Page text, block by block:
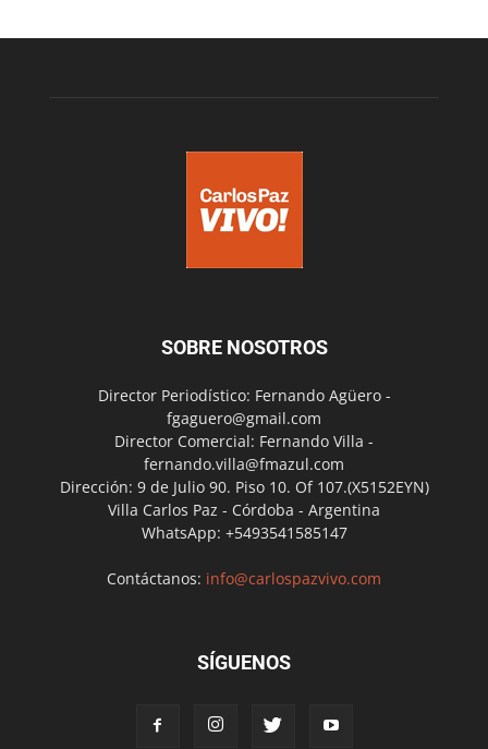
SOBRE NOSOTROS
Director Periodístico: Fernando Agüero -
fgaguero@gmail.com
Director Comercial: Fernando Villa -
fernando.villa@fmazul.com
Dirección: 9 de Julio 90. Piso 10. Of 107.(X5152EYN)
Villa Carlos Paz - Córdoba - Argentina
WhatsApp: +5493541585147
Contáctanos: info@carlospazvivo.com
SÍGUENOS